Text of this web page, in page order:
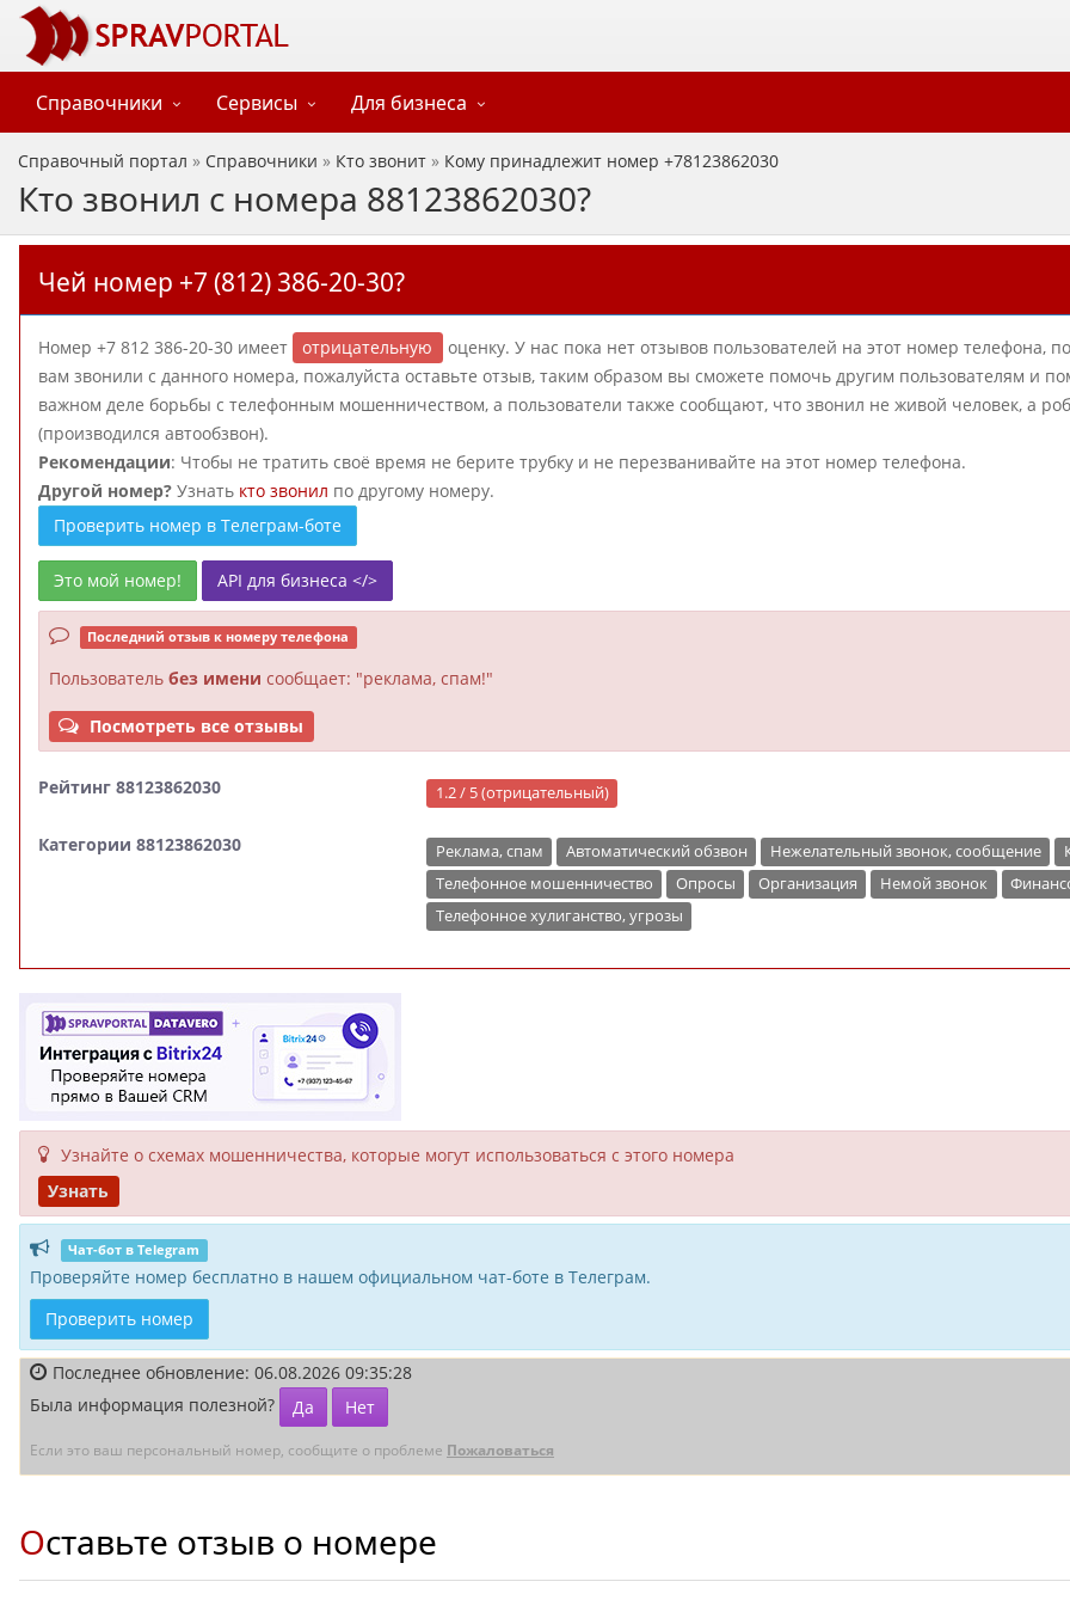
Справочники Сервисы Для бизнеса
Справочный портал » Справочники » Кто звонит » Кому принадлежит номер +78123862030
Кто звонил с номера 88123862030?
Чей номер +7 (812) 386-20-30?
Номер +7 812 386-20-30 имеет отрицательную
оценку. У нас пока нет отзывов пользователей на этот номер телефона,
вам звонили с данного номера, пожалуйста оставьте отзыв, таким образом вы сможете помочь другим пользователям и
важном деле борьбы с телефонным мошенничеством, а пользователи также сообщают, что звонил не живой человек, а
(производился автообзвон).
Рекомендации: Чтобы не тратить своё время не берите трубку и не перезванивайте на этот номер телефона.
Другой номер? Узнать кто звонил по другому номеру.
Проверить номер в Телеграм-боте
Это мой номер! API для бизнеса </>
Последний отзыв к номеру телефона
Пользователь без имени сообщает: "реклама, спам!"
Посмотреть все отзывы
Рейтинг 88123862030 1.2 / 5 (отрицательный)
Категории 88123862030 Реклама, спам Автоматический обзвон Нежелательный звонок, сообщение
Телефонное мошенничество
Опросы Организация Немой звонок
Телефонное хулиганство, угрозы
Узнайте о схемах мошенни­чества, кото­рые могут исполь­зоваться с этого номера
Узнать
Чат-бот в Telegram
Проверяйте номер бесплатно в нашем официальном чат-боте в Телеграм.
Проверить номер
Последнее обновление: 06.08.2026 09:35:28
Была информация полезной?
Да Нет
Если это ваш персональный номер, сообщите о проблеме Пожаловаться
Оставьте отзыв о номере